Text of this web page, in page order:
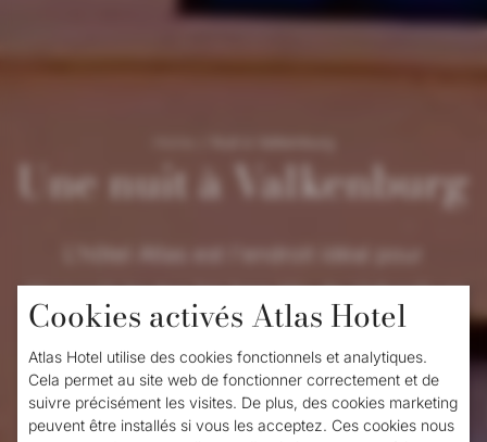
Une nuit à Valkenburg
découvrir toutes les beautés de Valkenburg
lors d'une nuit agréable à Valkenburg.
Grâce à son emplacement pratique dans le
centre-ville, vous n'êtes pas tributaire des
Cookies activés Atlas Hotel
Atlas Hotel utilise des cookies fonctionnels et analytiques.
Cela permet au site web de fonctionner correctement et de
suivre précisément les visites. De plus, des cookies marketing
peuvent être installés si vous les acceptez. Ces cookies nous